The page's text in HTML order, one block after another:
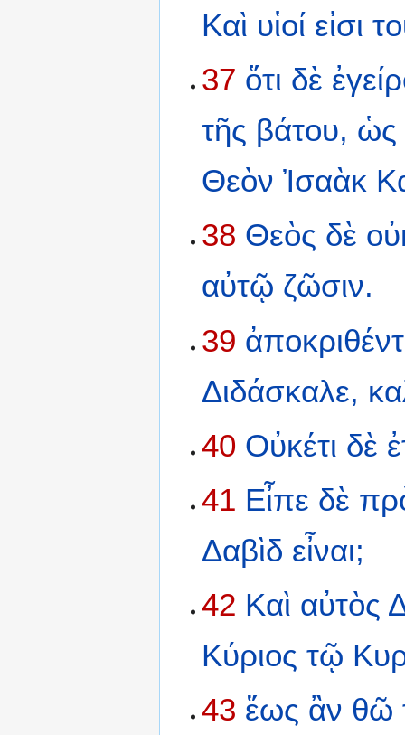
Καὶ υἱοί εἰσι
37 ὅτι δὲ
τῆς βάτου, ὡς
Θεὸν Ἰσαὰκ
38 Θεὸς δὲ
αὐτῷ ζῶσιν.
39
Διδάσκαλε,
40 Οὐκέτι δὲ
41 Εἶπε δὲ
Δαβὶδ εἶναι;
42 Καὶ αὐτὸς
Κύριος τῷ
43 ἕως ἂν θῶ